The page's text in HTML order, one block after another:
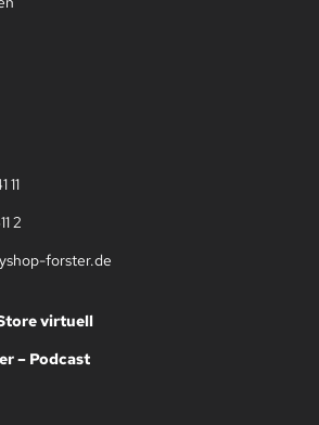
11
2
forster.de
virtuell
– Podcast